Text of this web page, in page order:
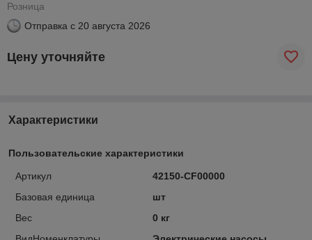
Розница
Отправка с 20 августа 2026
Цену уточняйте
Характеристики
Пользовательские характеристики
Артикул
42150-CF00000
Базовая единица
шт
Вес
0 кг